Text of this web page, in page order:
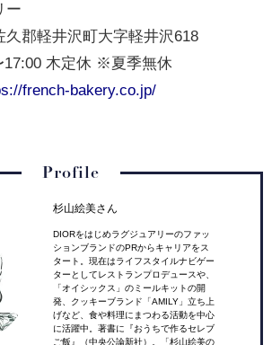
ー
久郡軽井沢町大字軽井沢618
17:00 木定休 ※夏季無休
french-bakery.co.jp/
Profile
杉山絵美さん
DIORをはじめラグジュアリーのファッ
ションブランドのPRからキャリアをス
タート。現在はライフスタイルナビゲー
ターとしてレストランプロデュースや、
「オイシックス」のミールキットの開
発、クッキーブランド「AMILY」立ち上
げなど、食や料理にまつわる活動を中心
に活躍中。著書に『おうちで作るセレブ
ご飯』（中央公論新社）。「杉山絵美の